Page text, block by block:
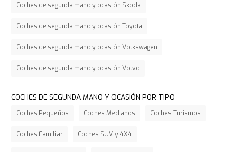
Coches de segunda mano y ocasión Skoda
Coches de segunda mano y ocasión Toyota
Coches de segunda mano y ocasión Volkswagen
Coches de segunda mano y ocasión Volvo
COCHES DE SEGUNDA MANO Y OCASIÓN POR TIPO
Coches Pequeños Coches Medianos Coches Turismos
Coches Familiar Coches SUV y 4X4